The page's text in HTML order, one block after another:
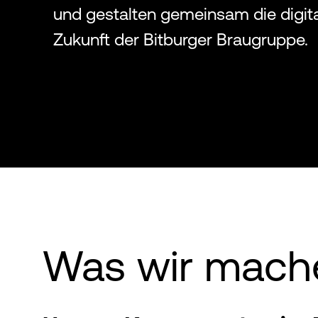
und gestalten gemeinsam die
Zukunft der Bitburger Braugruppe.
Was wir